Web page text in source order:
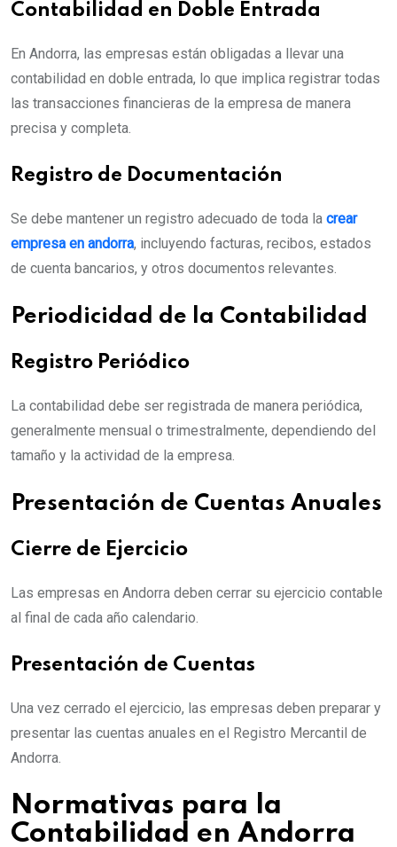
Contabilidad en Doble Entrada
En Andorra, las empresas están obligadas a llevar una
contabilidad en doble entrada, lo que implica registrar todas
las transacciones financieras de la empresa de manera
precisa y completa.
Registro de Documentación
Se debe mantener un registro adecuado de toda la crear
empresa en andorra, incluyendo facturas, recibos, estados
de cuenta bancarios, y otros documentos relevantes.
Periodicidad de la Contabilidad
Registro Periódico
La contabilidad debe ser registrada de manera periódica,
generalmente mensual o trimestralmente, dependiendo del
tamaño y la actividad de la empresa.
Presentación de Cuentas Anuales
Cierre de Ejercicio
Las empresas en Andorra deben cerrar su ejercicio contable
al final de cada año calendario.
Presentación de Cuentas
Una vez cerrado el ejercicio, las empresas deben preparar y
presentar las cuentas anuales en el Registro Mercantil de
Andorra.
Normativas para la
Contabilidad en Andorra